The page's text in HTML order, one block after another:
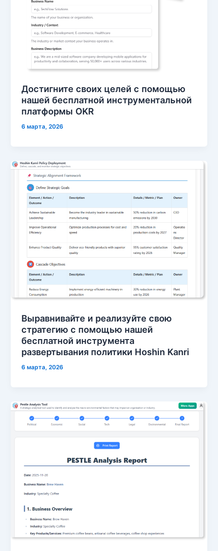
Достигните своих целей с помощью
нашей бесплатной инструментальной
платформы OKR
6 марта, 2026
Выравнивайте и реализуйте свою
стратегию с помощью нашей
бесплатной инструмента
развертывания политики Hoshin Kanri
6 марта, 2026